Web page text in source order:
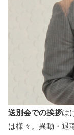
送別会での挨拶は
は様々。異動・退